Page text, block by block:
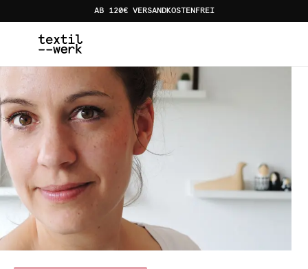
AB 120€ VERSANDKOSTENFREI
Designer:innen Studio ROSAGRAU